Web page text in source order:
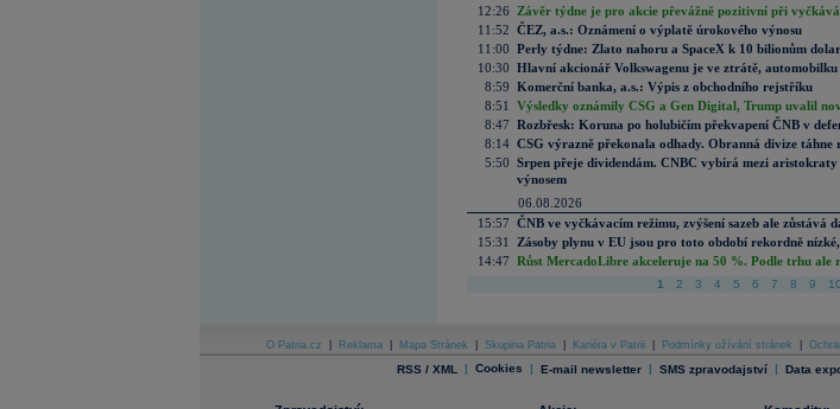
12:26
Závěr týdne je pro akcie převážně pozitivní při
11:52 ČEZ, a.s.: Oznámení o výplatě úrokového výnosu
11:00 Perly týdne: Zlato nahoru a SpaceX k 10 bilionům
10:30 Hlavní akcionář Volkswagenu je ve ztrátě,
8:59 Komerční banka, a.s.: Výpis z obchodního rejstříku
8:51
Výsledky oznámily CSG a Gen Digital, Trump uvalil
8:47 Rozbřesk: Koruna po holubičím překvapení ČNB v
8:14 CSG výrazně překonala odhady. Obranná divize táhne
5:50 Srpen přeje dividendám. CNBC vybírá mezi
výnosem
06.08.2026
15:57 ČNB ve vyčkávacím režimu, zvýšení sazeb ale zůstává
15:31
Zásoby plynu v EU jsou pro toto období rekordně
14:47 Růst MercadoLibre akceleruje na 50 %. Podle trhu ale
1 2 3 4 5 6 7 8 9 10
O Patria.cz Reklama Mapa Stránek Skupina Patria Kariéra v Patrii Podmínky užívání stránek
RSS / XML | Cookies | E-mail newsletter | SMS zpravodajství | Data